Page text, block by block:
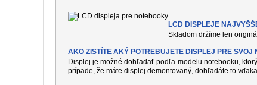
LCD DISPLEJE
Skladom držíme len
AKO ZISTÍTE AKÝ POTREBUJETE DISPLEJ PRE SVOJ
Displej je možné dohľadať podľa modelu notebooku,
prípade, že máte displej demontovaný, dohľadáte to